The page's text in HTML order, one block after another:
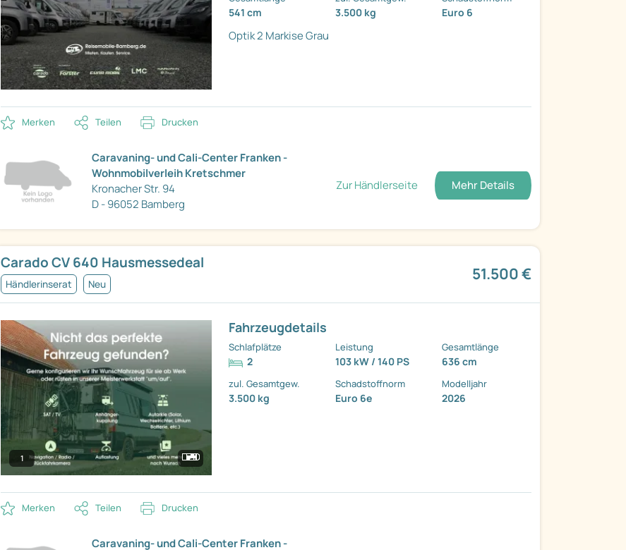
541 cm 3.500 kg Euro 6
Optik 2 Markise Grau
Merken Teilen Drucken
Caravaning- und Cali-Center Franken -
Wohnmobilverleih Kretschmer
Kronacher Str. 94
D - 96052 Bamberg
Zur Händlerseite Mehr Details
Carado CV 640 Hausmessedeal
Händlerinserat Neu
51.500 €
1
Fahrzeugdetails
Schlafplätze
2
Leistung
103 kW / 140 PS
Gesamtlänge
636 cm
zul. Gesamtgew.
3.500 kg
Schadstoffnorm
Euro 6e
Modelljahr
2026
Merken Teilen Drucken
Caravaning- und Cali-Center Franken -